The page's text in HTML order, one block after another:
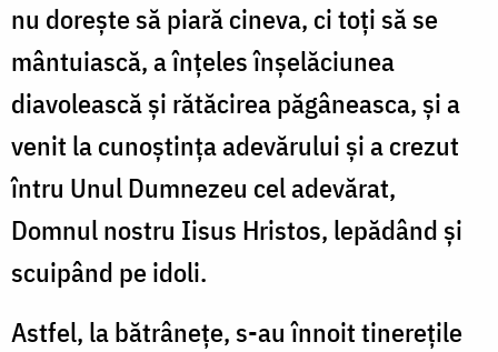
nu dorește să piară cineva, ci toți să se
mântuiască, a înțeles înșelăciunea
diavolească și rătăcirea păgâneasca, și a
venit la cunoștința adevărului și a crezut
întru Unul Dumnezeu cel adevărat,
Domnul nostru Iisus Hristos, lepădând și
scuipând pe idoli.
Astfel, la bătrânețe, s-au înnoit tinerețile